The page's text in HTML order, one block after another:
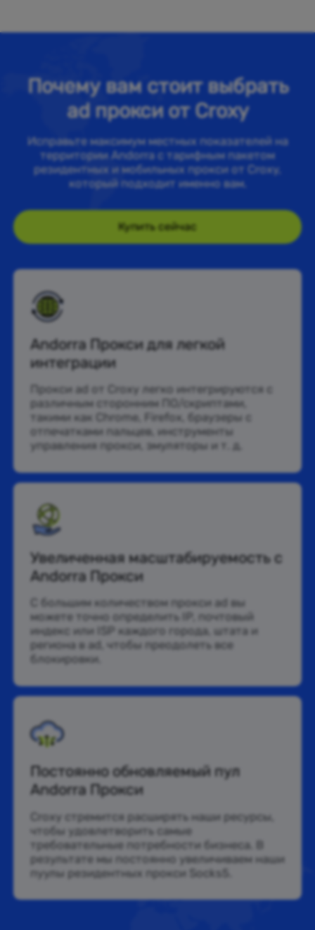
Почему вам стоит выбрать
ad прокси от Croxy
Исправьте максимум местных показателей на
территории Andorra с тарифным пакетом
резидентных и мобильных прокси от Croxy,
который подходит именно вам.
Купить сейчас
Andorra Прокси для легкой
интеграции
Прокси ad от Croxy легко интегрируются с
различным сторонним ПО/скриптами,
такими как Chrome, Firefox, браузеры с
отпечатками пальцев, инструменты
управления прокси, эмуляторы и т. д.
Увеличенная масштабируемость с
Andorra Прокси
С большим количеством прокси ad вы
можете точно определить IP, почтовый
индекс или ISP каждого города, штата и
региона в ad, чтобы преодолеть все
блокировки.
Постоянно обновляемый пул
Andorra Прокси
Croxy стремится расширять наши ресурсы,
чтобы удовлетворить самые
требовательные потребности бизнеса. В
результате мы постоянно увеличиваем наши
пуулы резидентных прокси Socks5.